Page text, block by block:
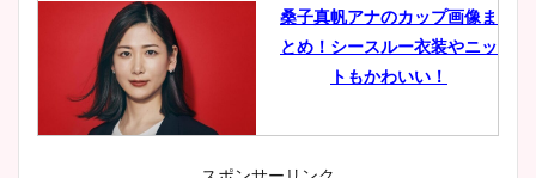
桑子真帆アナのカップ画像ま
とめ！シースルー衣装やニッ
トもかわいい！